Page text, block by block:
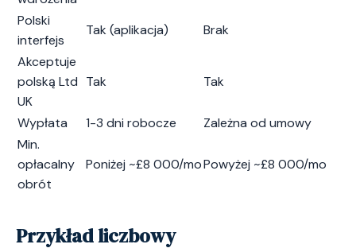
Polski
interfejs
Tak (aplikacja)
Brak
Akceptuje
polską Ltd
UK
Tak Tak
Wypłata 1-3 dni robocze
Zależna od umowy
Min.
opłacalny
obrót
Poniżej ~£8 000/moPowyżej ~£8 000/mo
Przykład liczbowy